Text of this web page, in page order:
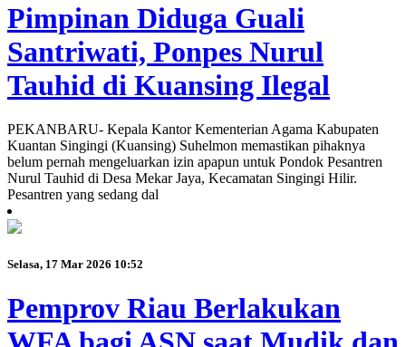
Pimpinan Diduga Guali
Santriwati, Ponpes Nurul
Tauhid di Kuansing Ilegal
PEKANBARU- Kepala Kantor Kementerian Agama Kabupaten
Kuantan Singingi (Kuansing) Suhelmon memastikan pihaknya
belum pernah mengeluarkan izin apapun untuk Pondok Pesantren
Nurul Tauhid di Desa Mekar Jaya, Kecamatan Singingi Hilir.
Pesantren yang sedang dal
Selasa, 17 Mar 2026 10:52
Pemprov Riau Berlakukan